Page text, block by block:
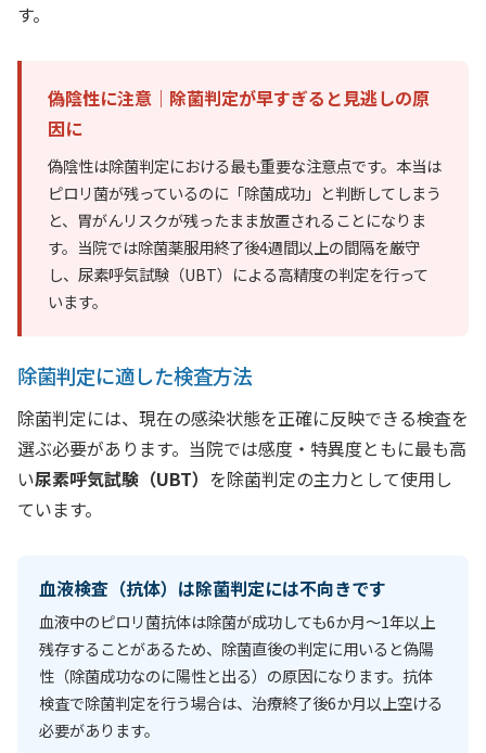
す。
偽陰性に注意｜除菌判定が早すぎると見逃しの原
因に
偽陰性は除菌判定における最も重要な注意点です。本当は
ピロリ菌が残っているのに「除菌成功」と判断してしまう
と、胃がんリスクが残ったまま放置されることになりま
す。当院では除菌薬服用終了後4週間以上の間隔を厳守
し、尿素呼気試験（UBT）による高精度の判定を行って
います。
除菌判定に適した検査方法
除菌判定には、現在の感染状態を正確に反映できる検査を
選ぶ必要があります。当院では感度・特異度ともに最も高
い尿素呼気試験（UBT） を除菌判定の主力として使用し
ています。
血液検査（抗体）は除菌判定には不向きです
血液中のピロリ菌抗体は除菌が成功しても6か月〜1年以上
残存することがあるため、除菌直後の判定に用いると偽陽
性（除菌成功なのに陽性と出る）の原因になります。抗体
検査で除菌判定を行う場合は、治療終了後6か月以上空ける
必要があります。